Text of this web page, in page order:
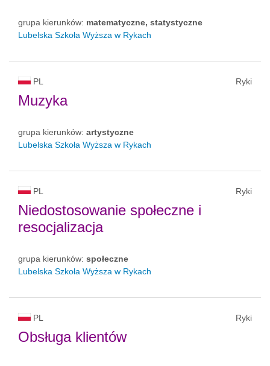
grupa kierunków: matematyczne, statystyczne
Lubelska Szkoła Wyższa w Rykach
PL Ryki
Muzyka
grupa kierunków: artystyczne
Lubelska Szkoła Wyższa w Rykach
PL Ryki
Niedostosowanie społeczne i
resocjalizacja
grupa kierunków: społeczne
Lubelska Szkoła Wyższa w Rykach
PL Ryki
Obsługa klientów